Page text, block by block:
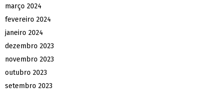
março 2024
fevereiro 2024
janeiro 2024
dezembro 2023
novembro 2023
outubro 2023
setembro 2023